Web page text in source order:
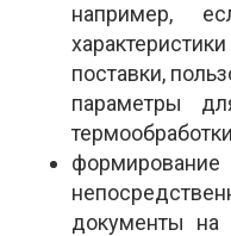
например,
поставки,
параметры
документы на